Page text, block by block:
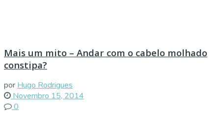
Mais um mito – Andar com o cabelo molhado
constipa?
por Hugo Rodrigues
Novembro 15, 2014
0